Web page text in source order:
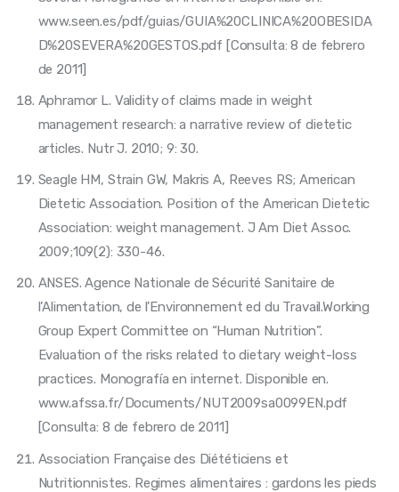
www.seen.es/pdf/guias/GUIA%20CLINICA%20OBESIDA
D%20SEVERA%20GESTOS.pdf [Consulta: 8 de febrero
de 2011]
Aphramor L. Validity of claims made in weight
management research: a narrative review of dietetic
articles. Nutr J. 2010; 9: 30.
Seagle HM, Strain GW, Makris A, Reeves RS; American
Dietetic Association. Position of the American Dietetic
Association: weight management. J Am Diet Assoc.
2009;109(2): 330-46.
ANSES. Agence Nationale de Sécurité Sanitaire de
l’Alimentation, de l’Environnement ed du Travail.Working
Group Expert Committee on “Human Nutrition”.
Evaluation of the risks related to dietary weight-loss
practices. Monografía en internet. Disponible en.
www.afssa.fr/Documents/NUT2009sa0099EN.pdf
[Consulta: 8 de febrero de 2011]
Association Française des Diététiciens et
Nutritionnistes. Regimes alimentaires : gardons les pieds